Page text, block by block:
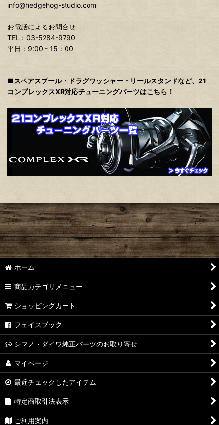
info@hedgehog-studio.com
お電話によるお問合せ
TEL：03-5284-9790
平日：9:00 - 15：00
■スペアスプール・ドラグワッシャー・リールスタンドなど、21
コンプレックスXR対応チューニングパーツはこちら！
ホーム
商品カテゴリメニュー
ショッピングカート
フェイスブック
シマノ・ダイワ純正パーツのお取り寄せ
マイページ
最近チェックしたアイテム
特定商取引法表示
ご利用案内